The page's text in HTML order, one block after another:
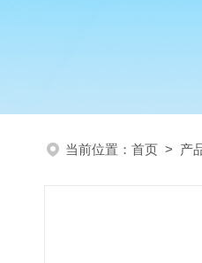
当前位置： 首页 > 产